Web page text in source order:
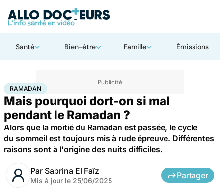
Santé Bien-être Famille Émissions
AccueilBien-être Ramadan
RAMADAN
Mais pourquoi dort-on si mal
pendant le Ramadan ?
Alors que la moitié du Ramadan est passée, le cycle
du sommeil est toujours mis à rude épreuve. Différentes
raisons sont à l'origine des nuits difficiles.
Par Sabrina El Faïz
Mis à jour le 25/06/2025
Partager